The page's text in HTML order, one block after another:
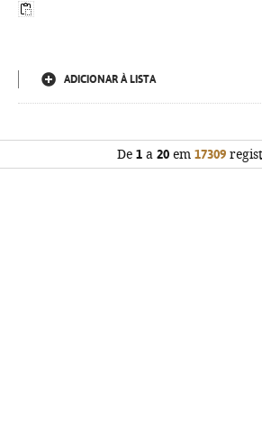
ADICIONAR À LISTA
De 1 a 20 em 17309